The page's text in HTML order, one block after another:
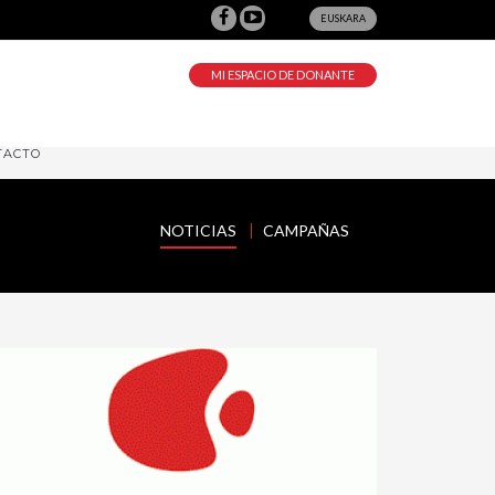
EUSKARA
MI ESPACIO DE DONANTE
NOTICIAS CAMPAÑAS